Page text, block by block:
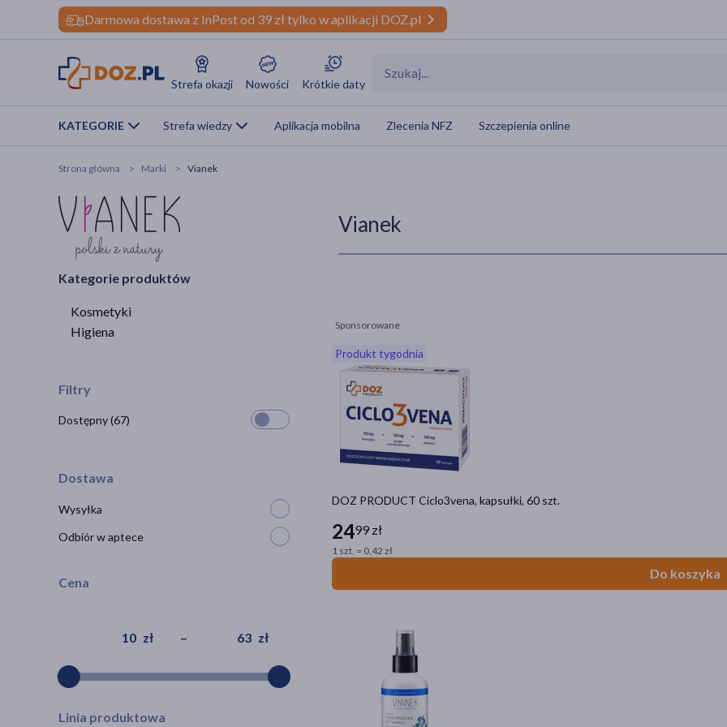
Darmowa dostawa z InPost od 39 zł tylko w aplikacji DOZ.pl
Strefa okazji Nowości Krótkie daty
KATEGORIE Strefa wiedzy Aplikacja mobilna Zlecenia NFZ Szczepienia online
Strona główna Marki Vianek
Vianek
Sponsorowane
Produkt tygodnia
DOZ PRODUCT Ciclo3vena, kapsułki, 60 szt.
2499 zł
1 szt. = 0,42 zł
Do koszyka
Kategorie produktów
Kosmetyki
Higiena
Filtry
Dostępny(67)
Dostawa
Wysyłka
Odbiór w aptece
Cena
zł – zł
Linia produktowa